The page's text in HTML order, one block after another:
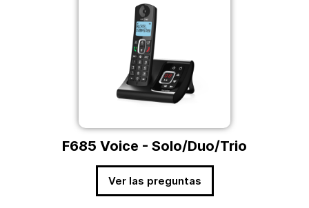
F685 Voice - Solo/Duo/Trio
Ver las preguntas